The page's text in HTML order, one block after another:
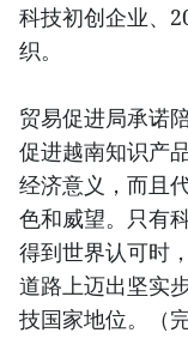
科技初创企业、
织。
贸易促进局承诺
促进越南知识产
经济意义，而且
色和威望。只有
得到世界认可时
道路上迈出坚实
技国家地位。（完